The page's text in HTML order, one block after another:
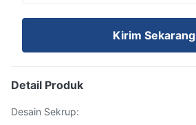
Kirim Sekarang
Detail Produk
Desain Sekrup: